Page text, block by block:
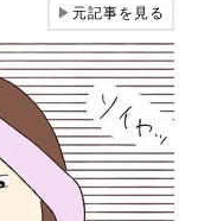
▶元記事を見る